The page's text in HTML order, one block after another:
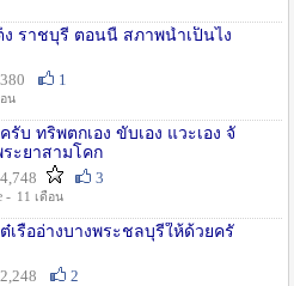
ง ราชบุรี ตอนนี้ สภาพน้ำเป็นไง
1
น
บ ทริพตกเอง ขับเอง แวะเอง จั
ระยาสามโคก
3
- 11 เดือน
เรืออ่างบางพระชลบุรีให้ด้วยครั
2